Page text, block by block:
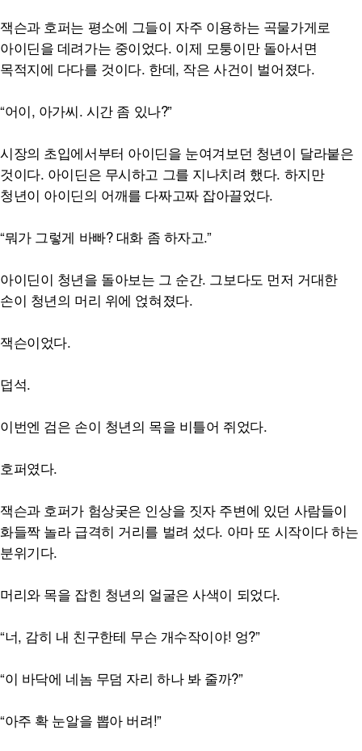
잭슨과 호퍼는 평소에 그들이 자주 이용하는 곡물가게로
아이딘을 데려가는 중이었다. 이제 모퉁이만 돌아서면
목적지에 다다를 것이다. 한데, 작은 사건이 벌어졌다.
“어이, 아가씨. 시간 좀 있나?”
시장의 초입에서부터 아이딘을 눈여겨보던 청년이 달라붙은
것이다. 아이딘은 무시하고 그를 지나치려 했다. 하지만
청년이 아이딘의 어깨를 다짜고짜 잡아끌었다.
“뭐가 그렇게 바빠? 대화 좀 하자고.”
아이딘이 청년을 돌아보는 그 순간. 그보다도 먼저 거대한
손이 청년의 머리 위에 얹혀졌다.
잭슨이었다.
덥석.
이번엔 검은 손이 청년의 목을 비틀어 쥐었다.
호퍼였다.
잭슨과 호퍼가 험상궂은 인상을 짓자 주변에 있던 사람들이
화들짝 놀라 급격히 거리를 벌려 섰다. 아마 또 시작이다 하는
분위기다.
머리와 목을 잡힌 청년의 얼굴은 사색이 되었다.
“너, 감히 내 친구한테 무슨 개수작이야! 엉?”
“이 바닥에 네놈 무덤 자리 하나 봐 줄까?”
“아주 확 눈알을 뽑아 버려!”